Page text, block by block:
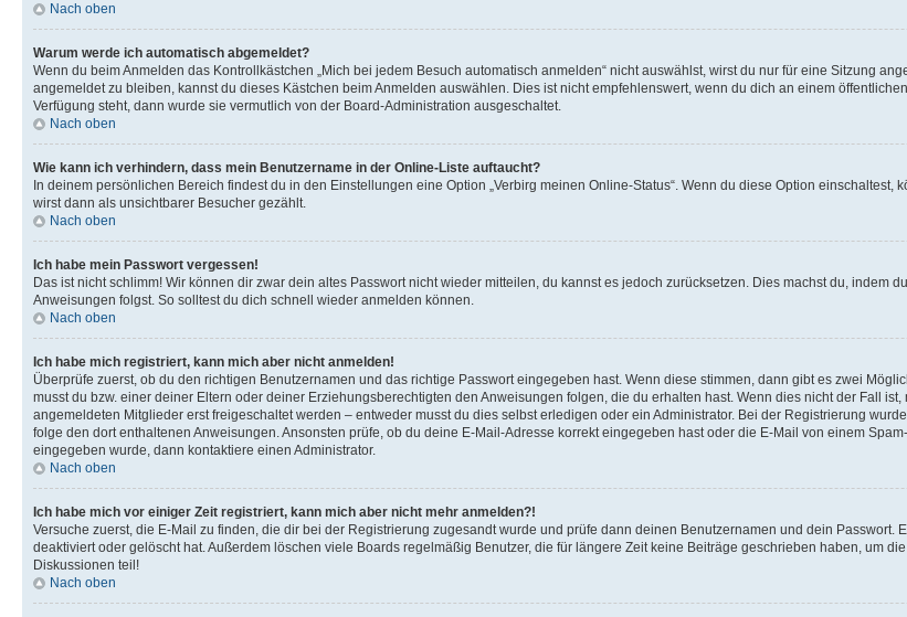
Nach oben
Warum werde ich automatisch abgemeldet?
Wenn du beim Anmelden das Kontrollkästchen „Mich bei jedem Besuch automatisch anmelden“ nicht auswählst, wirst du nur für eine Sitzung
angemeldet zu bleiben, kannst du dieses Kästchen beim Anmelden auswählen. Dies ist nicht empfehlenswert, wenn du dich an einem
Verfügung steht, dann wurde sie vermutlich von der Board-Administration ausgeschaltet.
Nach oben
Wie kann ich verhindern, dass mein Benutzername in der Online-Liste auftaucht?
In deinem persönlichen Bereich findest du in den Einstellungen eine Option „Verbirg meinen Online-Status“. Wenn du diese Option
wirst dann als unsichtbarer Besucher gezählt.
Nach oben
Ich habe mein Passwort vergessen!
Das ist nicht schlimm! Wir können dir zwar dein altes Passwort nicht wieder mitteilen, du kannst es jedoch zurücksetzen. Dies machst du, indem
Anweisungen folgst. So solltest du dich schnell wieder anmelden können.
Nach oben
Ich habe mich registriert, kann mich aber nicht anmelden!
Überprüfe zuerst, ob du den richtigen Benutzernamen und das richtige Passwort eingegeben hast. Wenn diese stimmen, dann gibt es zwei
musst du bzw. einer deiner Eltern oder deiner Erziehungsberechtigten den Anweisungen folgen, die du erhalten hast. Wenn dies nicht der Fall
angemeldeten Mitglieder erst freigeschaltet werden – entweder musst du dies selbst erledigen oder ein Administrator. Bei der Registrierung
folge den dort enthaltenen Anweisungen. Ansonsten prüfe, ob du deine E-Mail-Adresse korrekt eingegeben hast oder die E-Mail von einem
eingegeben wurde, dann kontaktiere einen Administrator.
Nach oben
Ich habe mich vor einiger Zeit registriert, kann mich aber nicht mehr anmelden?!
Versuche zuerst, die E-Mail zu finden, die dir bei der Registrierung zugesandt wurde und prüfe dann deinen Benutzernamen und dein
deaktiviert oder gelöscht hat. Außerdem löschen viele Boards regelmäßig Benutzer, die für längere Zeit keine Beiträge geschrieben haben, um
Diskussionen teil!
Nach oben